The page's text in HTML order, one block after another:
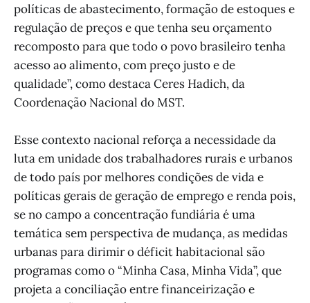
políticas de abastecimento, formação de estoques e
regulação de preços e que tenha seu orçamento
recomposto para que todo o povo brasileiro tenha
acesso ao alimento, com preço justo e de
qualidade”, como destaca Ceres Hadich, da
Coordenação Nacional do MST.
Esse contexto nacional reforça a necessidade da
luta em unidade dos trabalhadores rurais e urbanos
de todo país por melhores condições de vida e
políticas gerais de geração de emprego e renda pois,
se no campo a concentração fundiária é uma
temática sem perspectiva de mudança, as medidas
urbanas para dirimir o déficit habitacional são
programas como o “Minha Casa, Minha Vida”, que
projeta a conciliação entre financeirização e